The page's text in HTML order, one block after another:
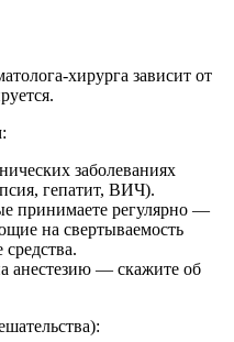
хирурга зависит от
заболеваниях
гепатит, ВИЧ).
принимаете регулярно —
на свертываемость
анестезию — скажите об